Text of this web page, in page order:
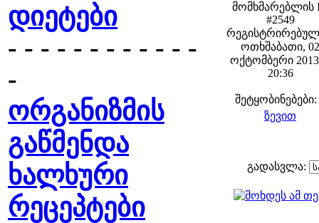
დიეტები
- - - - - - - - - - - -
-
ორგანიზმის
გაწმენდა
ხალხური
რეცეპტები
მომხმარებლის
#2549
ოთხშაბათი, 02
ოქტომბერი
20:36
შეტყობინებები:
ზევით
გადასვლა: